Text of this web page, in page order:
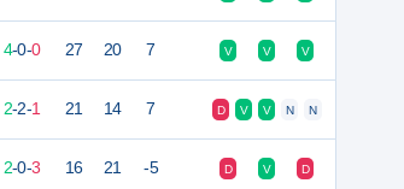
4-0-0 27 20 7 V V V
2-2-1 21 14 7 D V V N N
2-0-3 16 21 -5 D V D